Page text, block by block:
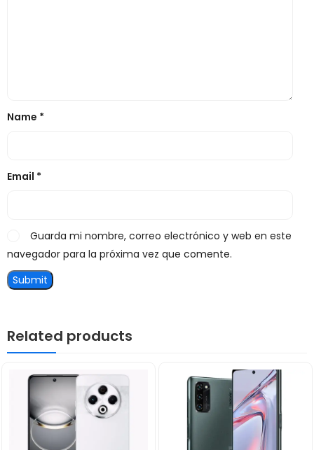
Name *
Email *
Guarda mi nombre, correo electrónico y web en este
navegador para la próxima vez que comente.
Related products